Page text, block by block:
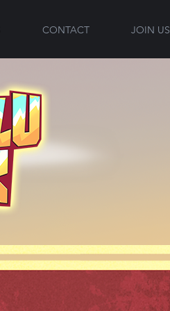
CONTACT JOIN US